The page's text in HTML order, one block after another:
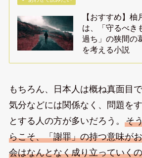
【おすすめ】柚
は、「守るべき
過ち」の狭間の
を考える小説
もちろん、日本人は概ね真面目
気分などには関係なく、問題を
とする人の方が多いだろう。 そ
らこそ、「謝罪」の持つ意味が
会はなんとなく成り立っていく